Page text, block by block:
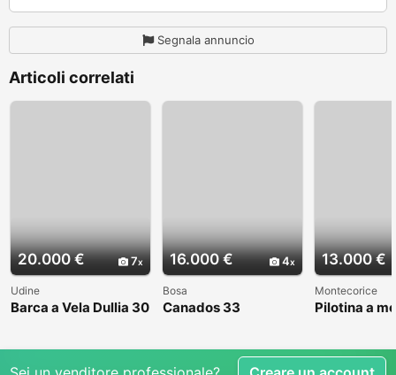
Segnala annuncio
Articoli correlati
20.000 € 7
Udine
Barca a Vela Dullia 30
16.000 € 4
Bosa
Canados 33
13.000 €
Montecorice
Pilotina a